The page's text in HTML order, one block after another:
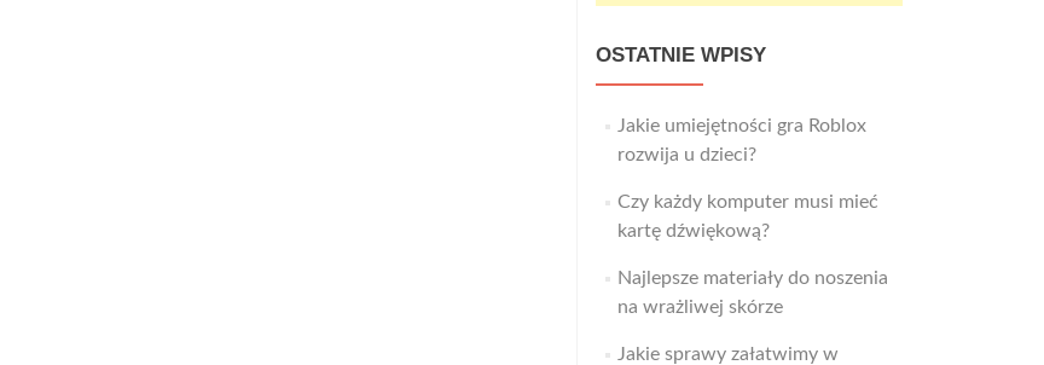
OSTATNIE WPISY
Jakie umiejętności gra Roblox
rozwija u dzieci?
Czy każdy komputer musi mieć
kartę dźwiękową?
Najlepsze materiały do noszenia
na wrażliwej skórze
Jakie sprawy załatwimy w